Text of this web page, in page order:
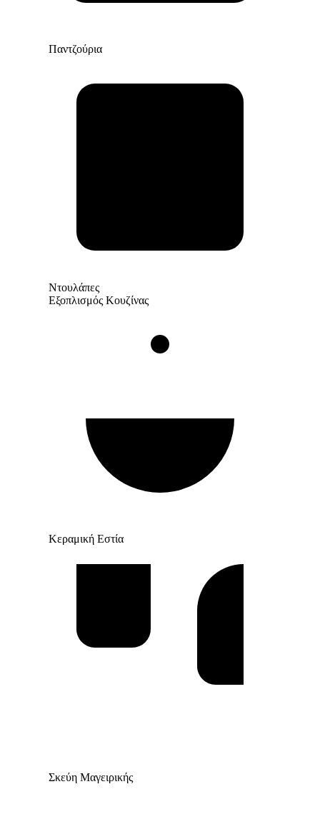
Παντζούρια
Ντουλάπες
Εξοπλισμός Κουζίνας
Κεραμική Εστία
Σκεύη Μαγειρικής